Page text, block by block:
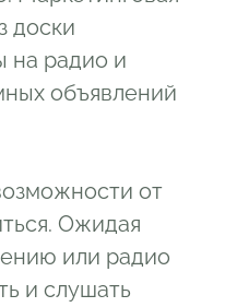
доски
на радио и
объявлений
от
Ожидая
или радио
и слушать